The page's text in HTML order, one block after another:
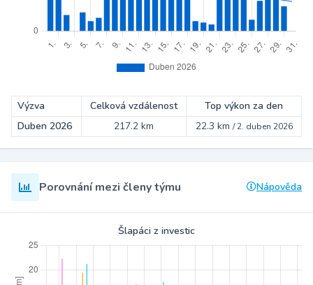
Výzva Celková vzdálenost
Top výkon za den
Duben 2026
217.2 km 22.3 km /2. duben 2026
Porovnání mezi členy týmu Nápověda
Šlapáci z investic